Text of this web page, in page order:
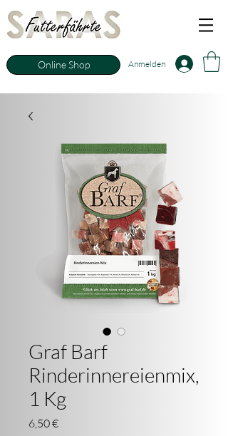
Anmelden
Online Shop
Graf Barf
Rinderinnereienmix,
1 Kg
6,50 €Preis